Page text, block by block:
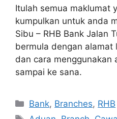
Itulah semua maklumat
kumpulkan untuk anda
Sibu – RHB Bank Jalan
bermula dengan alamat
dan cara menggunakan
sampai ke sana.
Categories
Bank, Branches, RHB